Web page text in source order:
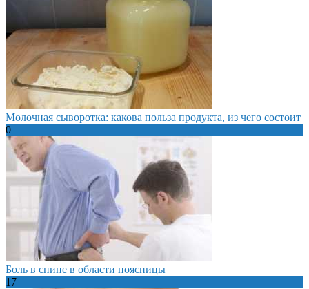
Молочная сыворотка: какова польза продукта, из чего состоит
0
Боль в спине в области поясницы
17